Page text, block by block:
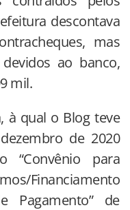
descontava
mas
ao banco,
mil.
à qual o Blog teve
de 2020
“Convênio para
Financiamento
Pagamento” de